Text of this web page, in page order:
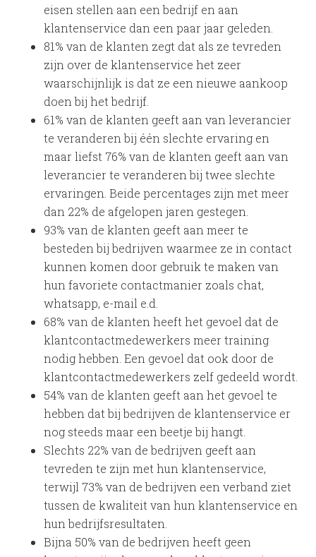
eisen stellen aan een bedrijf en aan
klantenservice dan een paar jaar geleden.
81% van de klanten zegt dat als ze tevreden
zijn over de klantenservice het zeer
waarschijnlijk is dat ze een nieuwe aankoop
doen bij het bedrijf.
61% van de klanten geeft aan van leverancier
te veranderen bij één slechte ervaring en
maar liefst 76% van de klanten geeft aan van
leverancier te veranderen bij twee slechte
ervaringen. Beide percentages zijn met meer
dan 22% de afgelopen jaren gestegen.
93% van de klanten geeft aan meer te
besteden bij bedrijven waarmee ze in contact
kunnen komen door gebruik te maken van
hun favoriete contactmanier zoals chat,
whatsapp, e-mail e.d.
68% van de klanten heeft het gevoel dat de
klantcontactmedewerkers meer training
nodig hebben. Een gevoel dat ook door de
klantcontactmedewerkers zelf gedeeld wordt.
54% van de klanten geeft aan het gevoel te
hebben dat bij bedrijven de klantenservice er
nog steeds maar een beetje bij hangt.
Slechts 22% van de bedrijven geeft aan
tevreden te zijn met hun klantenservice,
terwijl 73% van de bedrijven een verband ziet
tussen de kwaliteit van hun klantenservice en
hun bedrijfsresultaten.
Bijna 50% van de bedrijven heeft geen